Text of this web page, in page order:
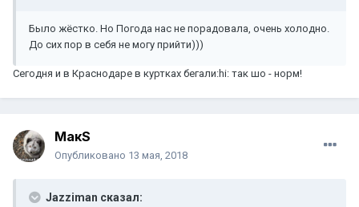
Было жёстко. Но Погода нас не порадовала, очень холодно.
До сих пор в себя не могу прийти)))
Сегодня и в Краснодаре в куртках бегали:hi: так шо - норм!
МакS
Опубликовано 13 мая, 2018
Jazziman сказал: